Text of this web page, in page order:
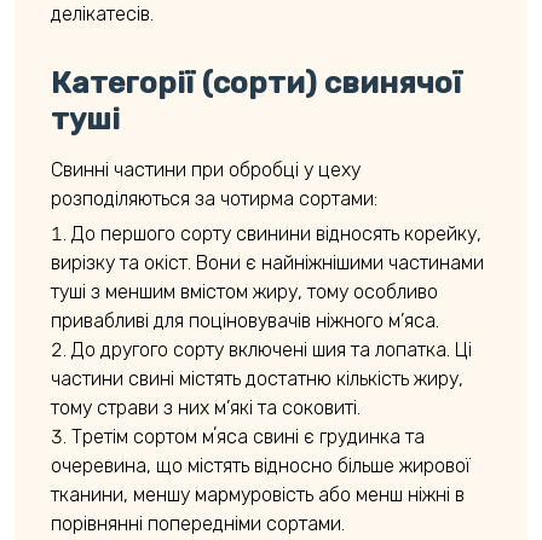
делікатесів.
Категорії (сорти) свинячої
туші
Свинні частини при обробці у цеху
розподіляються за чотирма сортами:
До першого сорту свинини відносять корейку,
вирізку та окіст. Вони є найніжнішими частинами
туші з меншим вмістом жиру, тому особливо
привабливі для поціновувачів ніжного м’яса.
До другого сорту включені шия та лопатка. Ці
частини свині містять достатню кількість жиру,
тому страви з них м’які та соковиті.
Третім сортом мʼяса свині є грудинка та
очеревина, що містять відносно більше жирової
тканини, меншу мармуровість або менш ніжні в
порівнянні попередніми сортами.